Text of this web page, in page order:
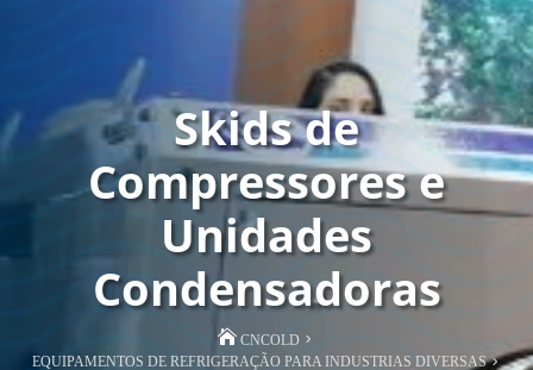
Skids de
Compressores e
Unidades
Condensadoras
CNCOLD
EQUIPAMENTOS DE REFRIGERAÇÃO PARA INDUSTRIAS DIVERSAS